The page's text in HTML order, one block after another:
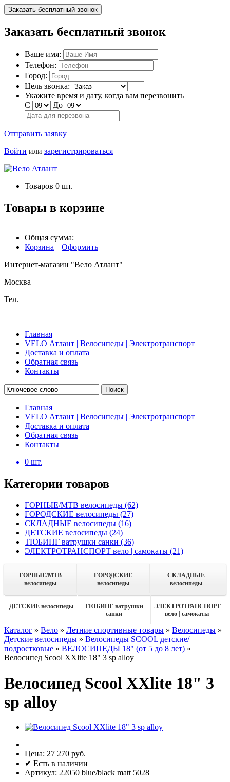
Заказать бесплатный звонок
Заказать бесплатный звонок
Ваше имя:
Телефон:
Город:
Цель звонка:
Укажите время и дату, когда вам перезвонить
С
До
Отправить заявку
Войти или зарегистрироваться
Товаров 0 шт.
Товары в корзине
Общая сумма:
Корзина | Оформить
Интернет-магазин "Вело Атлант"
Москва
Тел.
Главная
VELO Атлант | Велосипеды | Электротранспорт
Доставка и оплата
Обратная связь
Контакты
Поиск
Главная
VELO Атлант | Велосипеды | Электротранспорт
Доставка и оплата
Обратная связь
Контакты
0 шт.
Категории товаров
ГОРНЫЕ/MTB велосипеды (62)
ГОРОДСКИЕ велосипеды (27)
СКЛАДНЫЕ велосипеды (16)
ДЕТСКИЕ велосипеды (24)
ТЮБИНГ ватрушки санки (36)
ЭЛЕКТРОТРАНСПОРТ вело | самокаты (21)
ГОРНЫЕ/MTB
велосипеды
ГОРОДСКИЕ
велосипеды
СКЛАДНЫЕ
велосипеды
ДЕТСКИЕ велосипеды
ТЮБИНГ ватрушки
санки
ЭЛЕКТРОТРАНСПОРТ
вело | самокаты
Каталог » Вело » Летние спортивные товары » Велосипеды »
Детские велосипеды » Велосипеды SCOOL детские/
подростковые » ВЕЛОСИПЕДЫ 18" (от 5 до 8 лет) »
Велосипед Scool XXlite 18" 3 sp alloy
Велосипед Scool XXlite 18" 3
sp alloy
Цена: 27 270 руб.
✔ Есть в наличии
Артикул: 22050 blue/black matt 5028